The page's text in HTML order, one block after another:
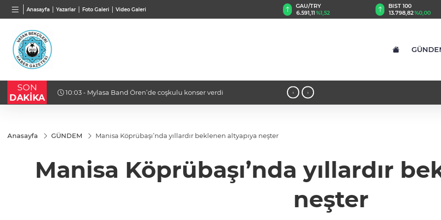
Anasayfa Yazarlar Foto Galeri Video Galeri
BGN
27,9743%-0,22
VND
0,0018%0,31
BIST 100
13.798,82%0,00
USD
47,6996%0,17
SON
DAKİKA
10:03 - İstanbul Maltepe’de zincir marketlere sıkı denetim ‹ ›
Anasayfa GÜNDEM Manisa Köprübaşı’nda yıllardır beklenen altyapıya neşter
Manisa Köprübaşı’nda yıllardır
neşter